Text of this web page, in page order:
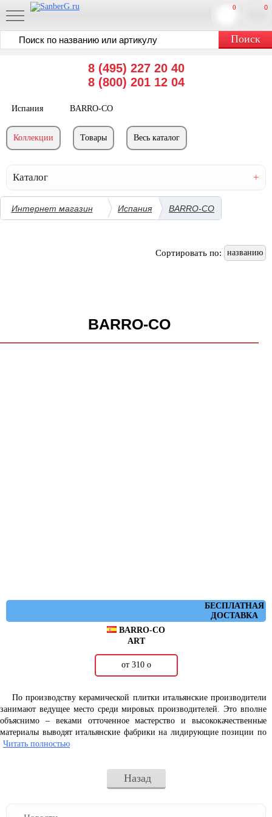
8 (495) 227 20 40
8 (800) 201 12 04
0
0
Испания BARRO-CO
Коллекции Товары Весь каталог
Каталог
Интернет магазин Испания BARRO-CO
Сортировать по: названию
BARRO-CO
БЕСПЛАТНАЯ
ДОСТАВКА
BARRO-CO
ART
от 310 о
По производству керамической плитки итальянские производители
занимают ведущее место среди мировых производителей. Это вполне
объяснимо – веками отточенное мастерство и высококачественные
материалы выводят итальянские фабрики на лидирующие позиции по
производству и экспорту керамической плитки и керамогранита.
Современные тенденции производства керамической плитки
акцентируют наше внимание на многообразие деталей в интерьере.
Украсить с тончайшим вкусом ваш дом помогут декоративные вставки
Читать полностью
Назад